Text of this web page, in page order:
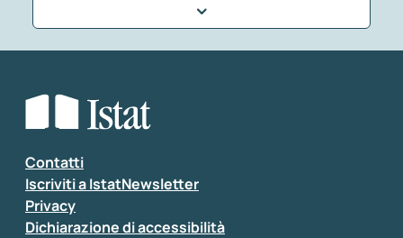
Seleziona la tipologia della segnalazione
Inserisci il tuo commento
Contatti
Iscriviti a IstatNewsletter
Privacy
Dichiarazione di accessibilità